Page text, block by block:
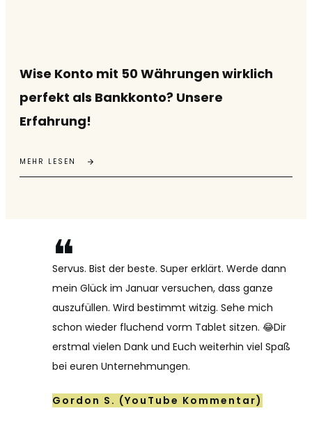
Wise Konto mit 50 Währungen wirklich
perfekt als Bankkonto? Unsere
Erfahrung!
MEHR LESEN
❝
Servus. Bist der beste. Super erklärt. Werde dann
mein Glück im Januar versuchen, dass ganze
auszufüllen. Wird bestimmt witzig. Sehe mich
schon wieder fluchend vorm Tablet sitzen. 😂Dir
erstmal vielen Dank und Euch weiterhin viel Spaß
bei euren Unternehmungen.
Gordon S. (YouTube Kommentar)